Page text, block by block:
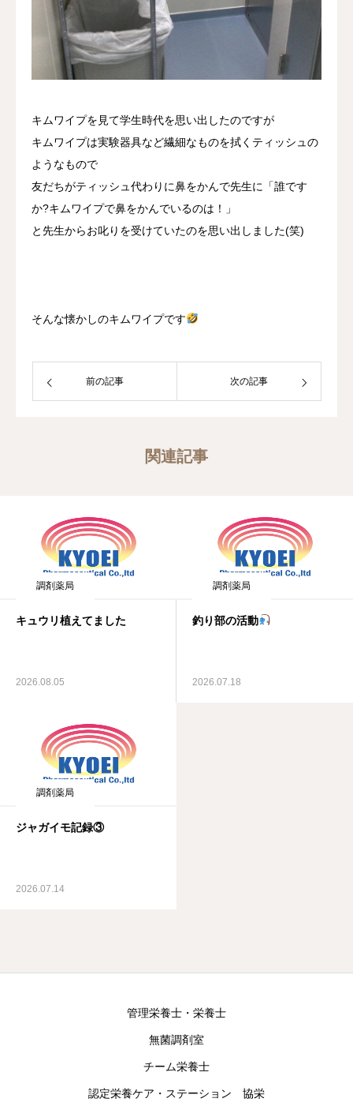
キムワイプを見て学生時代を思い出したのですが
キムワイプは実験器具など繊細なものを拭くティッシュの
ようなもので
友だちがティッシュ代わりに鼻をかんで先生に「誰です
か?キムワイプで鼻をかんでいるのは！」
と先生からお叱りを受けていたのを思い出しました(笑)
そんな懐かしのキムワイプです
前の記事 次の記事
関連記事
調剤薬局
キュウリ植えてました
2026.08.05
調剤薬局
釣り部の活動
2026.07.18
調剤薬局
ジャガイモ記録③
2026.07.14
管理栄養士・栄養士
無菌調剤室
チーム栄養士
認定栄養ケア・ステーション 協栄